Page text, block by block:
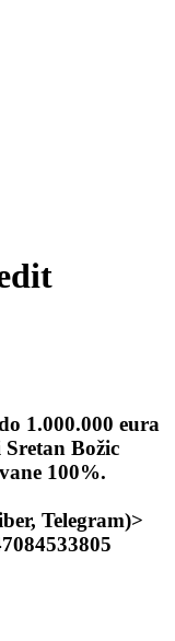
1.000.000 eura
Božic
100%.
Telegram)>